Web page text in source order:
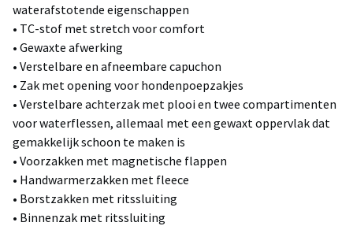
waterafstotende eigenschappen
• TC-stof met stretch voor comfort
• Gewaxte afwerking
• Verstelbare en afneembare capuchon
• Zak met opening voor hondenpoepzakjes
• Verstelbare achterzak met plooi en twee compartimenten
voor waterflessen, allemaal met een gewaxt oppervlak dat
gemakkelijk schoon te maken is
• Voorzakken met magnetische flappen
• Handwarmerzakken met fleece
• Borstzakken met ritssluiting
• Binnenzak met ritssluiting